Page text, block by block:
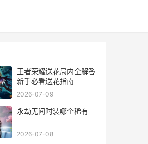
王者荣耀送花局内全解答
新手必看送花指南
2026-07-09
永劫无间时装哪个稀有
2026-07-08